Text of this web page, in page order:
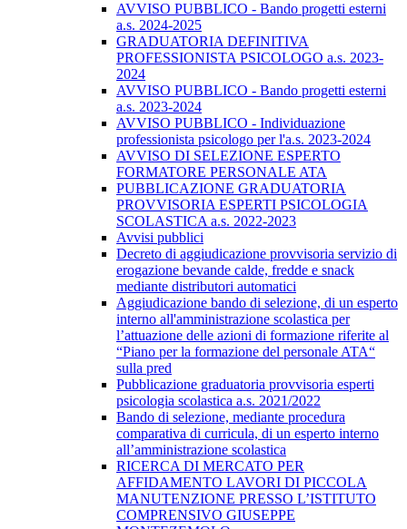
AVVISO PUBBLICO - Bando progetti esterni
a.s. 2024-2025
GRADUATORIA DEFINITIVA
PROFESSIONISTA PSICOLOGO a.s. 2023-
2024
AVVISO PUBBLICO - Bando progetti esterni
a.s. 2023-2024
AVVISO PUBBLICO - Individuazione
professionista psicologo per l'a.s. 2023-2024
AVVISO DI SELEZIONE ESPERTO
FORMATORE PERSONALE ATA
PUBBLICAZIONE GRADUATORIA
PROVVISORIA ESPERTI PSICOLOGIA
SCOLASTICA a.s. 2022-2023
Avvisi pubblici
Decreto di aggiudicazione provvisoria servizio di
erogazione bevande calde, fredde e snack
mediante distributori automatici
​Aggiudicazione bando di selezione, di un esperto
interno all'amministrazione scolastica per
l’attuazione delle azioni di formazione riferite al
“Piano per la formazione del personale ATA“
sulla pred
Pubblicazione graduatoria provvisoria esperti
psicologia scolastica a.s. 2021/2022
Bando di selezione, mediante procedura
comparativa di curricula, di un esperto interno
all’amministrazione scolastica
RICERCA DI MERCATO PER
AFFIDAMENTO LAVORI DI PICCOLA
MANUTENZIONE PRESSO L’ISTITUTO
COMPRENSIVO GIUSEPPE